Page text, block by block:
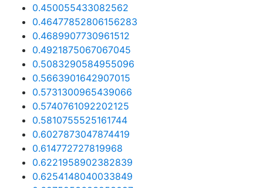
0.450055433082562
0.46477852806156283
0.4689907730961512
0.4921875067067045
0.5083290584955096
0.5663901642907015
0.5731300965439066
0.5740761092202125
0.5810755525161744
0.6027873047874419
0.614772727819968
0.6221958902382839
0.6254148040033849